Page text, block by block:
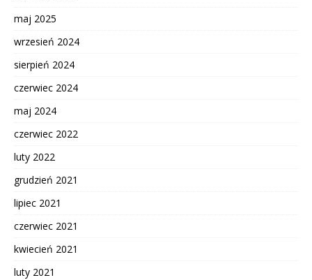
maj 2025
wrzesień 2024
sierpień 2024
czerwiec 2024
maj 2024
czerwiec 2022
luty 2022
grudzień 2021
lipiec 2021
czerwiec 2021
kwiecień 2021
luty 2021